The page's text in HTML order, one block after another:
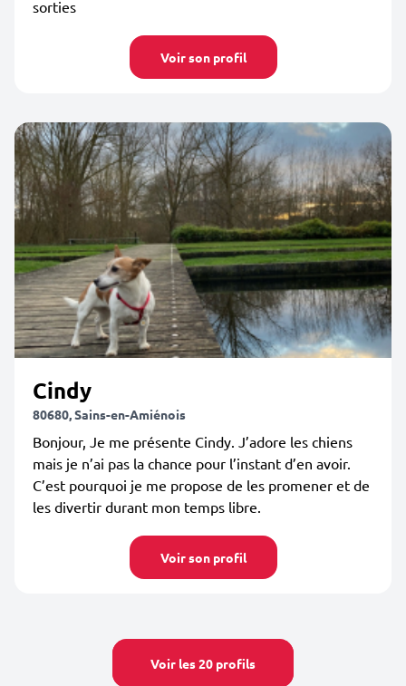
sorties
Voir son profil
Cindy
80680, Sains-en-Amiénois
Bonjour, Je me présente Cindy. J’adore les chiens
mais je n’ai pas la chance pour l’instant d’en avoir.
C’est pourquoi je me propose de les promener et de
les divertir durant mon temps libre.
Voir son profil
Voir les 20 profils